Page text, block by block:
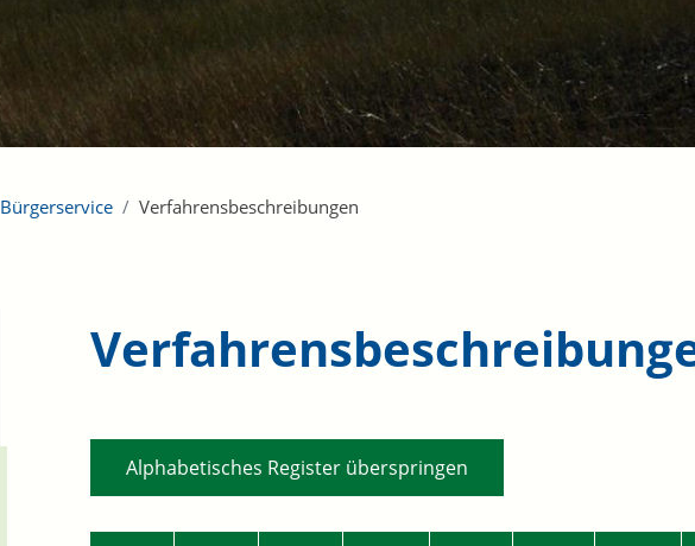
Bürgerservice Verfahrensbeschreibungen
Alphabetisches Register überspringen